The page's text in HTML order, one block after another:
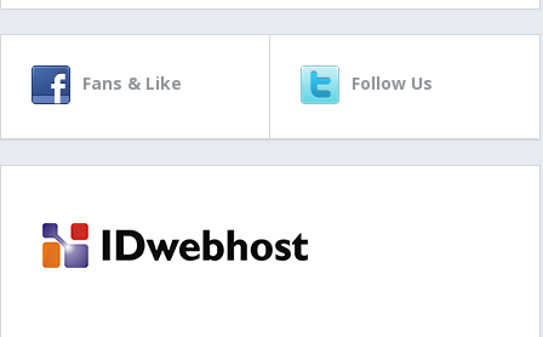
Fans & Like Follow Us